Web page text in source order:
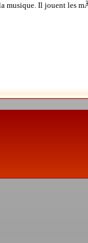
musique. Il jouent les